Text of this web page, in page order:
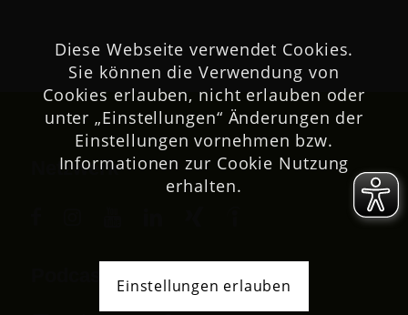
Netzwerk
Diese Webseite verwendet Cookies.
Sie können die Verwendung von
Cookies erlauben, nicht erlauben oder
unter „Einstellungen“ Änderungen der
Einstellungen vornehmen bzw.
Informationen zur Cookie Nutzung
erhalten.
Einstellungen erlauben